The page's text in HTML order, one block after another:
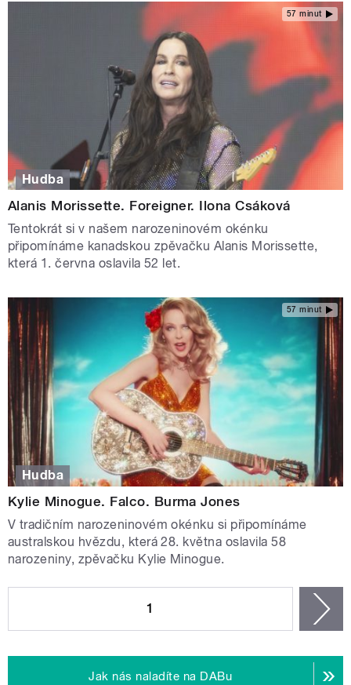
57 minut
Hudba
Alanis Morissette. Foreigner. Ilona Csáková
Tentokrát si v našem narozeninovém okénku
připomínáme kanadskou zpěvačku Alanis Morissette,
která 1. června oslavila 52 let.
57 minut
Hudba
Kylie Minogue. Falco. Burma Jones
V tradičním narozeninovém okénku si připomínáme
australskou hvězdu, která 28. května oslavila 58
narozeniny, zpěvačku Kylie Minogue.
1
Jak nás naladíte na DABu